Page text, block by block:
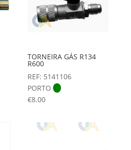
TORNEIRA GÁS R134
R600
REF: 5141106
PORTO
€8.00